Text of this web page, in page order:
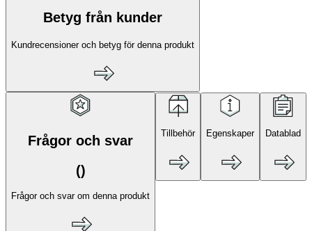
Betyg från kunder
Kundrecensioner och betyg för denna produkt
Frågor och svar
()
Frågor och svar om denna produkt
Tillbehör Egenskaper Datablad